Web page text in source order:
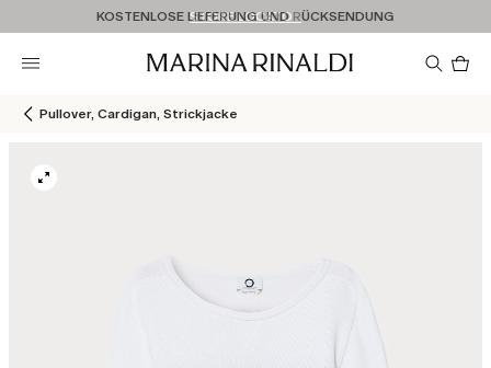
KOSTENLOSE LIEFERUNG UND RÜCKSENDUNG
Sie haben kein Konto? REGISTRIEREN SIE SICH JETZT
STORE LOCATOR
Pullover, Cardigan, Strickjacke